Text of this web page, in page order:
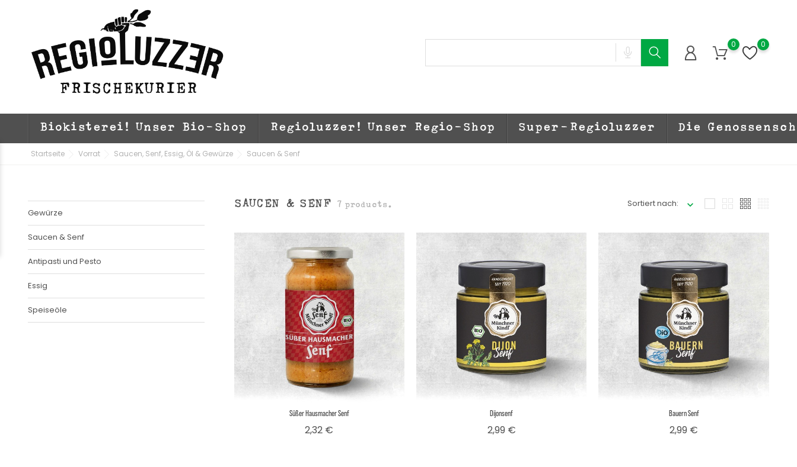
0 0
Biokisterei! Unser Bio-Shop Regioluzzer! Unser Regio-Shop Super-Regioluzzer Die
Startseite Vorrat Saucen, Senf, Essig, Öl & Gewürze Saucen & Senf
Gewürze
Saucen & Senf
Antipasti und Pesto
Essig
Speiseöle
SAUCEN & SENF 7 products. Sortiert nach:
Süßer Hausmacher Senf
2,32 €
Dijonsenf
2,99 €Preis
Bauern Senf
2,99 €